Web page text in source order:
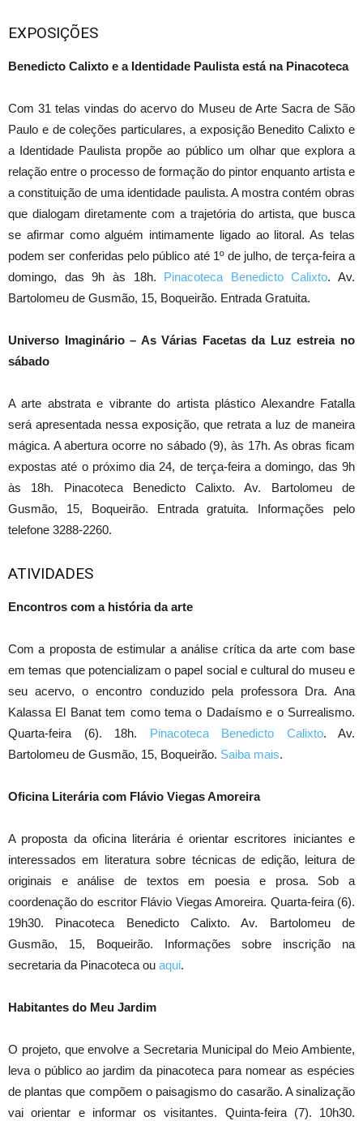
EXPOSIÇÕES
Benedicto Calixto e a Identidade Paulista está na Pinacoteca
Com 31 telas vindas do acervo do Museu de Arte Sacra de São
Paulo e de coleções particulares, a exposição Benedito Calixto e
a Identidade Paulista propõe ao público um olhar que explora a
relação entre o processo de formação do pintor enquanto artista e
a constituição de uma identidade paulista. A mostra contém obras
que dialogam diretamente com a trajetória do artista, que busca
se afirmar como alguém intimamente ligado ao litoral. As telas
podem ser conferidas pelo público até 1º de julho, de terça-feira a
domingo, das 9h às 18h. Pinacoteca Benedicto Calixto. Av.
Bartolomeu de Gusmão, 15, Boqueirão. Entrada Gratuita.
Universo Imaginário – As Várias Facetas da Luz estreia no
sábado
A arte abstrata e vibrante do artista plástico Alexandre Fatalla
será apresentada nessa exposição, que retrata a luz de maneira
mágica. A abertura ocorre no sábado (9), às 17h. As obras ficam
expostas até o próximo dia 24, de terça-feira a domingo, das 9h
às 18h. Pinacoteca Benedicto Calixto. Av. Bartolomeu de
Gusmão, 15, Boqueirão. Entrada gratuita. Informações pelo
telefone 3288-2260.
ATIVIDADES
Encontros com a história da arte
Com a proposta de estimular a análise crítica da arte com base
em temas que potencializam o papel social e cultural do museu e
seu acervo, o encontro conduzido pela professora Dra. Ana
Kalassa El Banat tem como tema o Dadaísmo e o Surrealismo.
Quarta-feira (6). 18h. Pinacoteca Benedicto Calixto. Av.
Bartolomeu de Gusmão, 15, Boqueirão. Saiba mais.
Oficina Literária com Flávio Viegas Amoreira
A proposta da oficina literária é orientar escritores iniciantes e
interessados em literatura sobre técnicas de edição, leitura de
originais e análise de textos em poesia e prosa. Sob a
coordenação do escritor Flávio Viegas Amoreira. Quarta-feira (6).
19h30. Pinacoteca Benedicto Calixto. Av. Bartolomeu de
Gusmão, 15, Boqueirão. Informações sobre inscrição na
secretaria da Pinacoteca ou aqui.
Habitantes do Meu Jardim
O projeto, que envolve a Secretaria Municipal do Meio Ambiente,
leva o público ao jardim da pinacoteca para nomear as espécies
de plantas que compõem o paisagismo do casarão. A sinalização
vai orientar e informar os visitantes. Quinta-feira (7). 10h30.